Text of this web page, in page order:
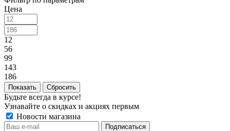
Цена
12
56
99
143
186
Сбросить
Будьте всегда в курсе!
Узнавайте о скидках и акциях первым
Новости магазина